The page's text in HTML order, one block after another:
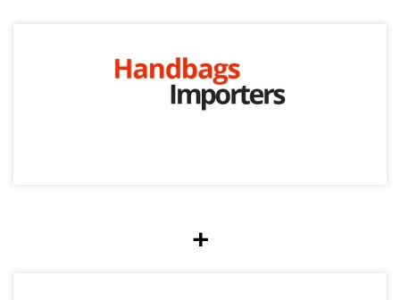
+